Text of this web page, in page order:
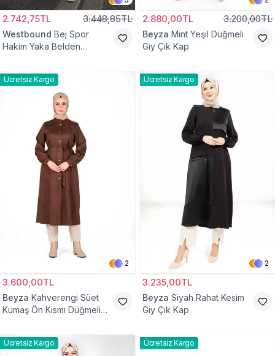
2.742,75TL 3.448,85TL
Westbound Bej Spor
Hakim Yaka Belden
2.880,00TL 3.200,00TL
Beyza Mint Yeşil Düğmeli
Giy Çık Kap
Ücretsiz Kargo
2
3.600,00TL
Beyza Kahverengi Süet
Kumaş Ön Kısmı Düğmeli
Ücretsiz Kargo
2
3.235,00TL
Beyza Siyah Rahat Kesim
Giy Çık Kap
Ücretsiz Kargo Ücretsiz Kargo